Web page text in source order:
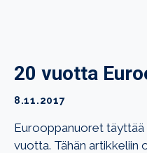
20 vuotta
8.11.2017
Eurooppanuoret täyttää
vuotta. Tähän artikkeliin